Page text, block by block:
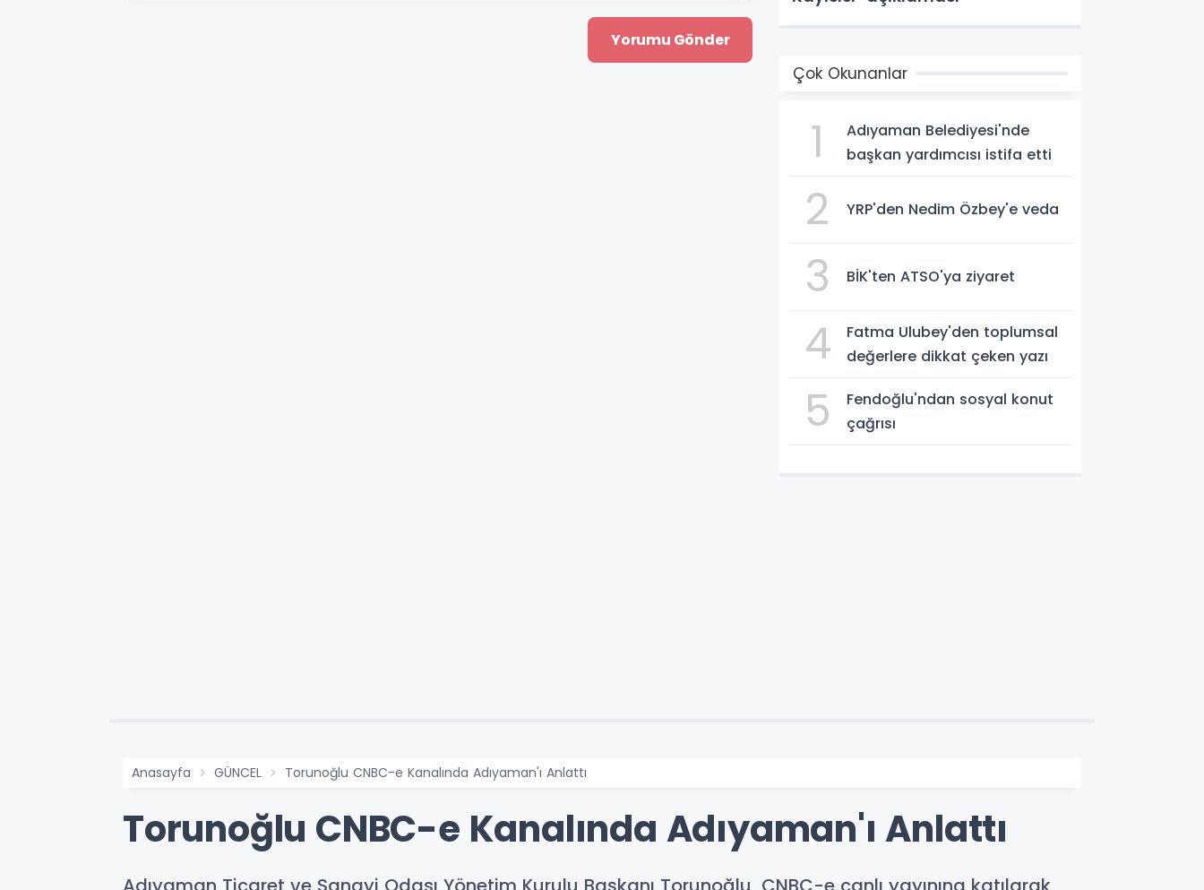
Çok Okunanlar
1
Adıyaman Belediyesi'nde
başkan yardımcısı istifa etti
2 YRP'den Nedim Özbey'e veda
3 BİK'ten ATSO'ya ziyaret
4
Fatma Ulubey'den toplumsal
değerlere dikkat çeken yazı
5
Fendoğlu'ndan sosyal konut
çağrısı
Anasayfa GÜNCEL Torunoğlu CNBC-e Kanalında Adıyaman'ı Anlattı
Torunoğlu CNBC-e Kanalında Adıyaman'ı Anlattı